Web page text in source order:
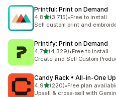
Printful: Print on Demand
4,8/ 5 tähteä
(3 715)
3715 arvostelua yhteensä
•Free to install
Sell custom print and
Printify: Print on Demand
4,7/ 5 tähteä
(4 329)
4329 arvostelua yhteensä
•Free to install
Create and Sell Custom
Candy Rack • All‑in‑One
4,9/ 5 tähteä
(220)
220 arvostelua yhteensä
•Free plan
Upsell & cross-sell with